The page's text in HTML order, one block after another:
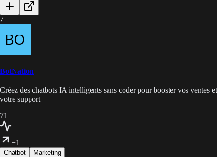
7
BotNation
Créez des chatbots IA intelligents sans coder pour booster vos ventes et
votre support
71
+1
Chatbot Marketing